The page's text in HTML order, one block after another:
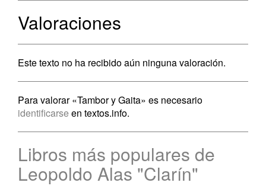
Valoraciones
Este texto no ha recibido aún ninguna valoración.
Para valorar «Tambor y Gaita» es necesario
identificarse en textos.info.
Libros más populares de
Leopoldo Alas "Clarín"